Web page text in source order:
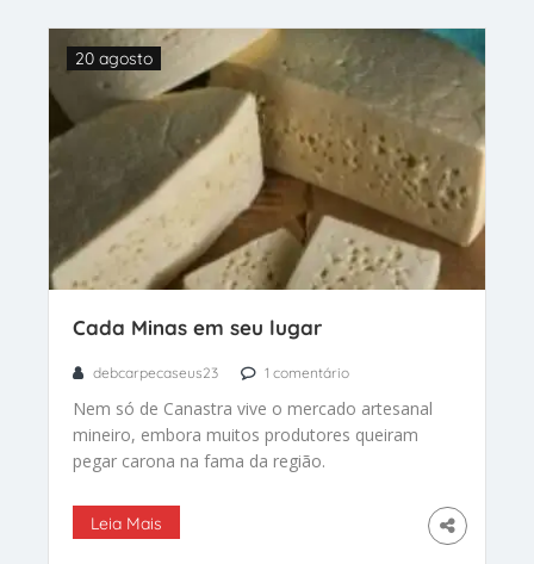
Cada Minas em seu lugar
20 agosto
debcarpecaseus23 1 comentário
Nem só de Canastra vive o mercado artesanal
mineiro, embora muitos produtores queiram
pegar carona na fama da região.
Leia Mais